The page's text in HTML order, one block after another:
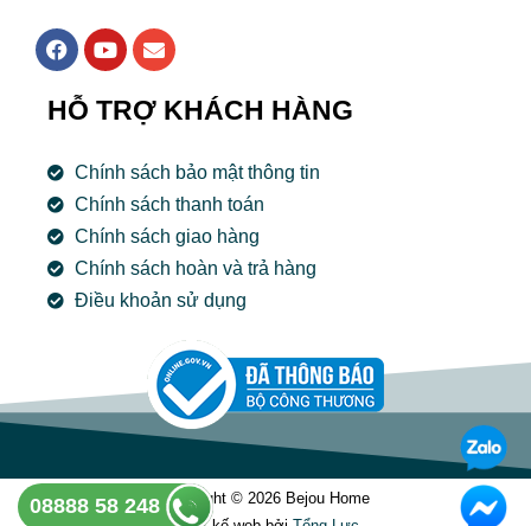
F
a
e
b
o
k
Y
o
t
u
e
E
n
e
l
p
e
HỖ TRỢ KHÁCH HÀNG
Chính sách bảo mật thông tin
Chính sách thanh toán
Chính sách giao hàng
Chính sách hoàn và trả hàng
Điều khoản sử dụng
Copyright © 2026 Bejou Home
08888 58 248